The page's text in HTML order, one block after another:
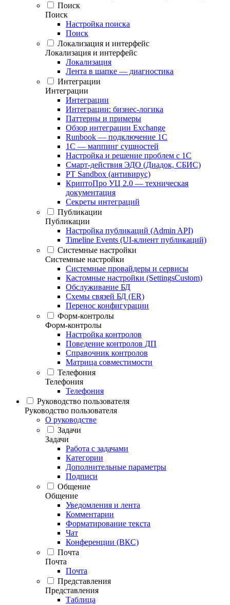
Поиск
Поиск
Настройка поиска
Поиск
Локализация и интерфейс
Локализация и интерфейс
Локализация
Лента в шапке — диагностика
Интеграции
Интеграции
Интеграции
Интеграции: бизнес-логика
Паттерны и примеры
Обзор интеграции Exchange
Runbook — подключение 1С
1С — маппинг сущностей
Настройка и решение проблем с 1С
Смарт-действия ЭДО (Диадок, СБИС)
PT Sandbox (антивирус)
КриптоПро УЦ 2.0 — техническая
документация
Секреты интеграций
Публикации
Публикации
Настройка публикаций (Admin API)
Timeline Events (UI-клиент публикаций)
Системные настройки
Системные настройки
Системные провайдеры и сервисы
Кастомные настройки (SettingsCustom)
Обслуживание БД
Схемы связей БД (ER)
Перенос конфигурации
Форм-контролы
Форм-контролы
Настройка контролов
Поведение контролов ДП
Справочник контролов
Матрица совместимости
Телефония
Телефония
Телефония
Руководство пользователя
Руководство пользователя
О руководстве
Задачи
Задачи
Работа с задачами
Категории
Дополнительные параметры
Подписи
Общение
Общение
Уведомления и лента
Комментарии
Форматирование текста
Чат
Конференции (ВКС)
Почта
Почта
Почта
Представления
Представления
Таблица